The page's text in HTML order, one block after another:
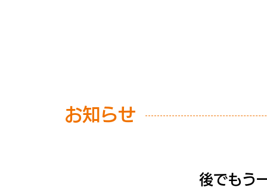
お知らせ
後でもう